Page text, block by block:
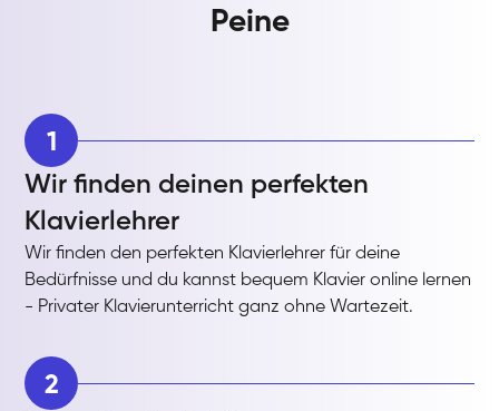
Peine
1
Wir finden deinen perfekten
Klavierlehrer
Wir finden den perfekten Klavierlehrer für deine
Bedürfnisse und du kannst bequem Klavier online lernen
- Privater Klavierunterricht ganz ohne Wartezeit.
2